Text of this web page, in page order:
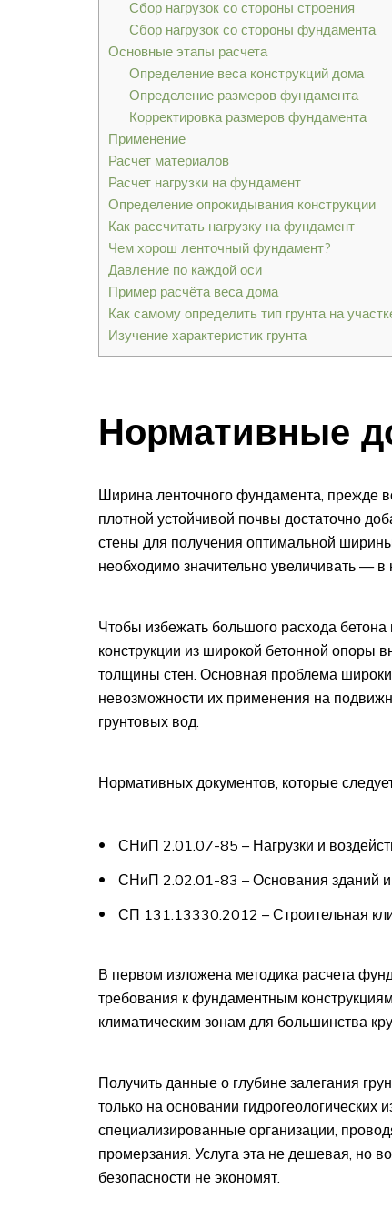
Сбор нагрузок со стороны строения
Сбор нагрузок со стороны фундамента
Основные этапы расчета
Определение веса конструкций дома
Определение размеров фундамента
Корректировка размеров фундамента
Применение
Расчет материалов
Расчет нагрузки на фундамент
Определение опрокидывания конструкции
Как рассчитать нагрузку на фундамент
Чем хорош ленточный фундамент?
Давление по каждой оси
Пример расчёта веса дома
Как самому определить тип грунта на
Изучение характеристик грунта
Нормативные
Ширина ленточного фундамента, прежде
плотной устойчивой почвы достаточно
стены для получения оптимальной
необходимо значительно увеличивать —
Чтобы избежать большого расхода
конструкции из широкой бетонной опоры
толщины стен. Основная проблема
невозможности их применения на
грунтовых вод.
Нормативных документов, которые
СНиП 2.01.07-85 – Нагрузки и
СНиП 2.02.01-83 – Основания зданий и
СП 131.13330.2012 – Строительная
В первом изложена методика расчета
требования к фундаментным
климатическим зонам для большинства
Получить данные о глубине залегания
только на основании гидрогеологических
специализированные организации,
промерзания. Услуга эта не дешевая, но
безопасности не экономят.